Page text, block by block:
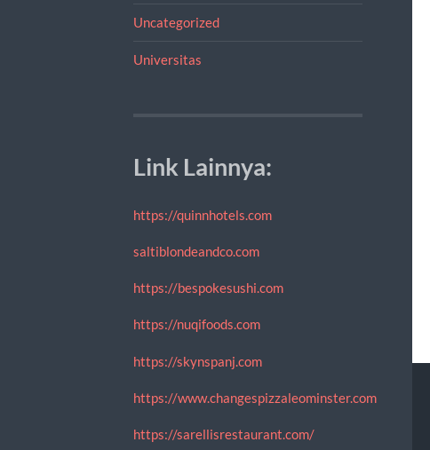
Uncategorized
Universitas
Link Lainnya:
https://quinnhotels.com
saltiblondeandco.com
https://bespokesushi.com
https://nuqifoods.com
https://skynspanj.com
https://www.changespizzaleominster.com
https://sarellisrestaurant.com/